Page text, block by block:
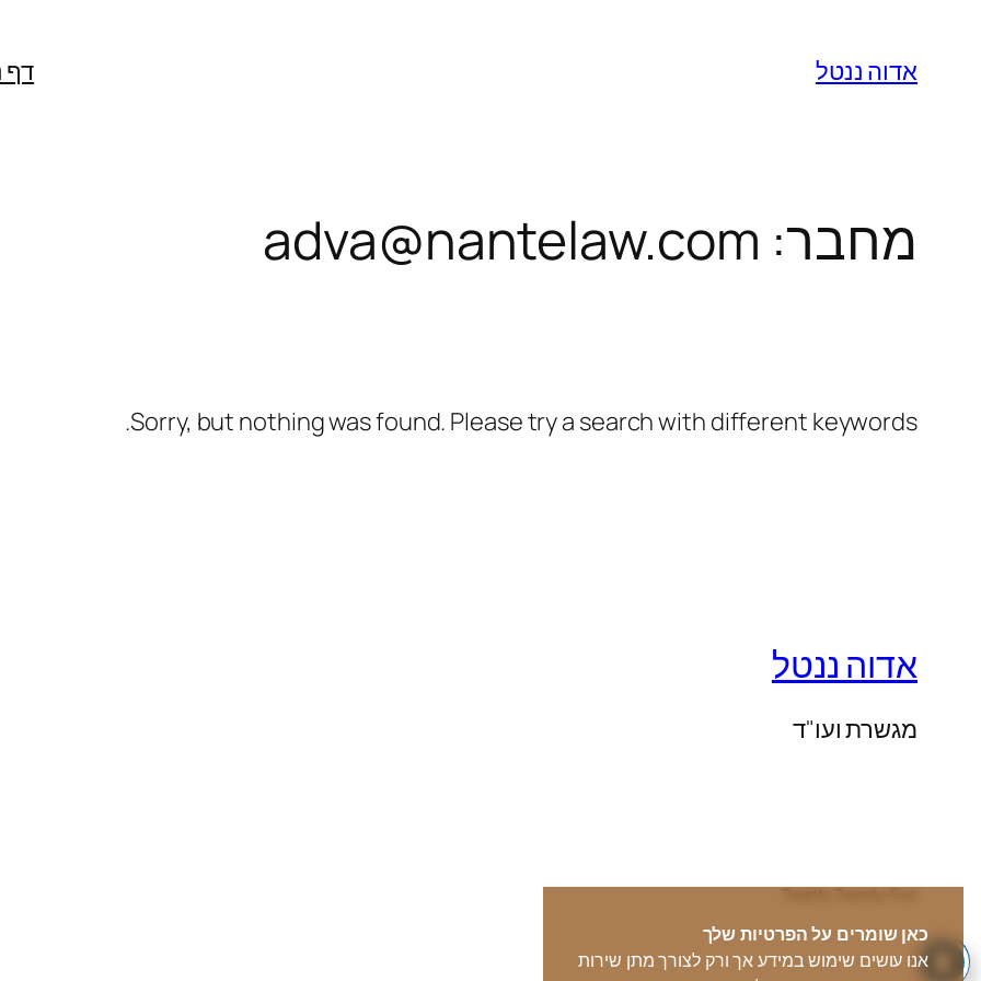
אדוה ננטל דף
מחבר: adva@nantelaw.com
Sorry, but nothing was found. Please try a search with different keywords.
אדוה ננטל
מגשרת ועו"ד
Twenty Twenty-Five
כאן שומרים על הפרטיות שלך
אנו עושים שימוש במידע אך ורק לצורך מתן שירות